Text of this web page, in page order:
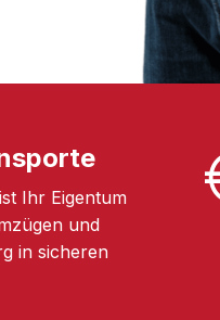
Ihr Eigentum
und
in sicheren